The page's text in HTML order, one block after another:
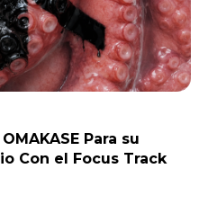
Para su
Con el Focus Track